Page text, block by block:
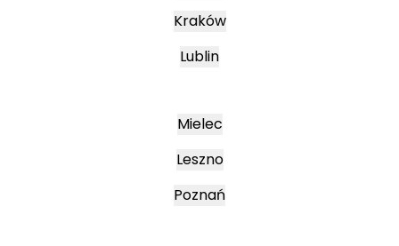
Kraków
Lublin
Mielec
Leszno
Poznań